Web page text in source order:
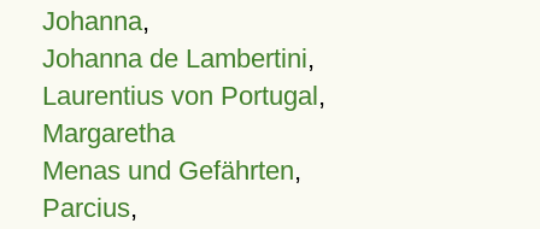
Johanna,
Johanna de Lambertini,
Laurentius von Portugal,
Margaretha
Menas und Gefährten,
Parcius,